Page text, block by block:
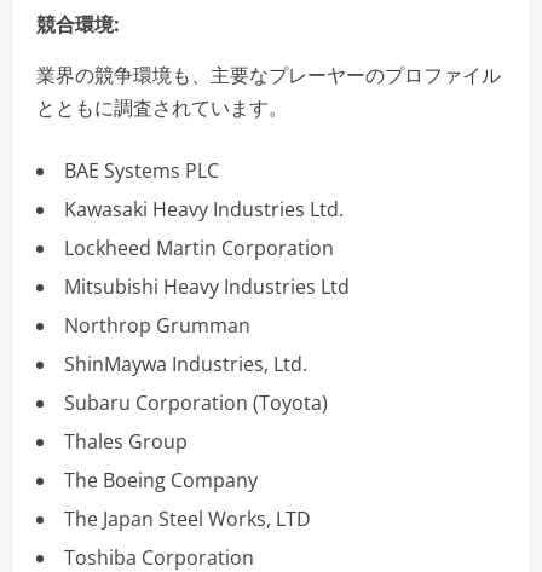
競合環境:
業界の競争環境も、主要なプレーヤーのプロファイル
とともに調査されています。
BAE Systems PLC
Kawasaki Heavy Industries Ltd.
Lockheed Martin Corporation
Mitsubishi Heavy Industries Ltd
Northrop Grumman
ShinMaywa Industries, Ltd.
Subaru Corporation (Toyota)
Thales Group
The Boeing Company
The Japan Steel Works, LTD
Toshiba Corporation